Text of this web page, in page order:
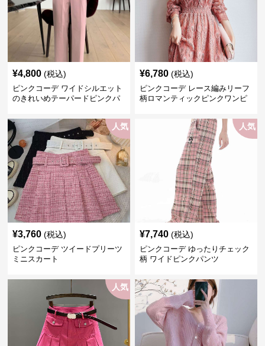
¥4,800 (税込)
ピンクコーデ ワイドシルエット
のきれいめテーパードピンクパ
¥6,780 (税込)
ピンクコーデ レース編みリーフ
柄ロマンティックピンクワンピ
人気
¥3,760 (税込)
ピンクコーデ ツイードプリーツ
ミニスカート
人気
¥7,740 (税込)
ピンクコーデ ゆったりチェック
柄 ワイドピンクパンツ
人気